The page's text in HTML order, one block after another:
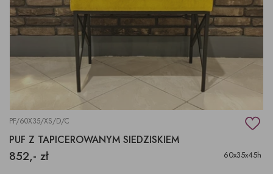
PF/60X35/XS/D/C
PUF Z TAPICEROWANYM SIEDZISKIEM
852,- zł 60x35x45h